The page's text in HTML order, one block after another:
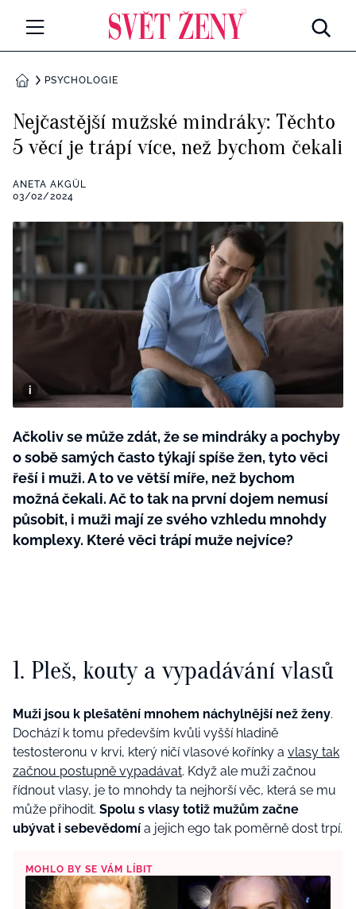
Všechny kategorie
RETROHUBKY
PSYCHOLOGIE
Všechny kategorie
ZDRAVÍ
Všechny kategorie
Životní styl
ZÁBAVA
Všechny kategorie
BYDLENÍ
Tvoření
Rady a tipy
BurdaMedia
Extra
SVĚT ŽENY - 599 KČ
ROČNÍ PŘEDPLATNÉ SVĚT ŽENY +
SADA PRODUKTŮ MANA (10 ks)
DOMŮPSYCHOLOGIE
Nejčastější mužské mindráky: Těchto
5 věcí je trápí více, než bychom čekali
ANETA AKGÜL
03/02/2024
Ačkoliv se může zdát, že se mindráky a pochyby
o sobě samých často týkají spíše žen, tyto věci
řeší i muži. A to ve větší míře, než bychom
možná čekali. Ač to tak na první dojem nemusí
působit, i muži mají ze svého vzhledu mnohdy
komplexy. Které věci trápí muže nejvíce?
1. Pleš, kouty a vypadávání vlasů
Muži jsou k plešatění mnohem náchylnější než ženy.
Dochází k tomu především kvůli vyšší hladině
testosteronu v krvi, který ničí vlasové kořínky a vlasy tak
začnou postupně vypadávat. Když ale muži začnou
řídnout vlasy, je to mnohdy ta nejhorší věc, která se mu
může přihodit. Spolu s vlasy totiž mužům začne
ubývat i sebevědomí a jejich ego tak poměrně dost trpí.
MOHLO BY SE VÁM LÍBIT